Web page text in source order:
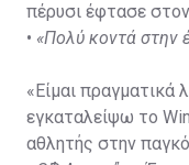
πέρυσι έφτασε
• «Πολύ κοντά στην
«Είμαι πραγματικά
εγκαταλείψω το
αθλητής στην